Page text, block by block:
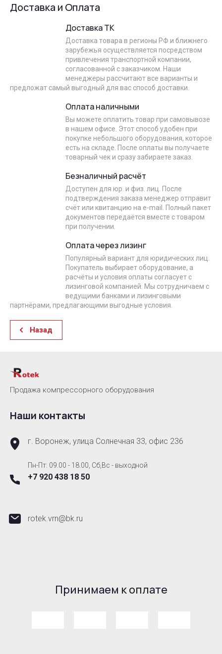
Доставка и Оплата
Доставка ТК
Доставка товара в регионы РФ и ближнего
зарубежья осуществляется посредством
привлечения транспортной компании,
согласованной с заказчиком. Наши
менеджеры рассчитают все варианты и
предложат самый выгодный для вас способ доставки.
Оплата наличными
Вы можете оплатить товар при самовывозе
в нашем офисе. Этот способ удобен при
покупке небольшого оборудования, которое
есть на складе. После оплаты вы получаете
товарный чек и сразу забираете заказ.
Безналичный расчёт
Доступен для юр. и физ. лиц. После
подтверждения заказа менеджер отправит
счёт или квитанцию на e-mail. Полный пакет
документов передаётся вместе с товаром
при получении.
Оплата через лизинг
Популярный вариант для юридических лиц.
Покупатель выбирает оборудование, а
расчёты и условия оплаты согласует с
лизинговой компанией. Мы сотрудничаем с
ведущими банками и лизинговыми
партнёрами, предлагающими выгодные условия.
Назад
Продажа компрессорного оборудования
Наши контакты
г. Воронеж, улица Солнечная 33, офис 236
Пн-Пт: 09.00 - 18.00, Сб,Вс - выходной
+7 920 438 18 50
rotek.vrn@bk.ru
Принимаем к оплате